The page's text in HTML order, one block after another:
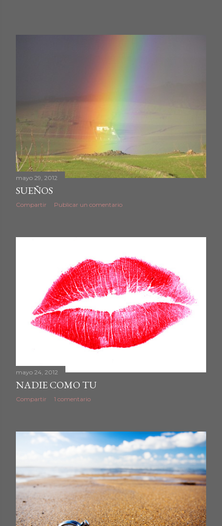
mayo 29, 2012
SUEÑOS
Compartir Publicar un comentario
mayo 24, 2012
NADIE COMO TU
Compartir 1 comentario